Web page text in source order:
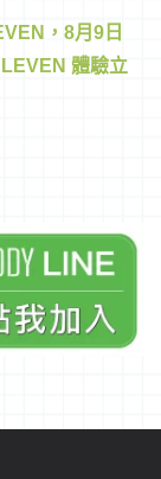
， 8月 9 日
體驗立